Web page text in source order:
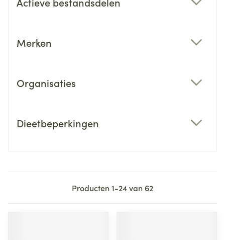
Merken
Organisaties
Dieetbeperkingen
Producten1-24van 62